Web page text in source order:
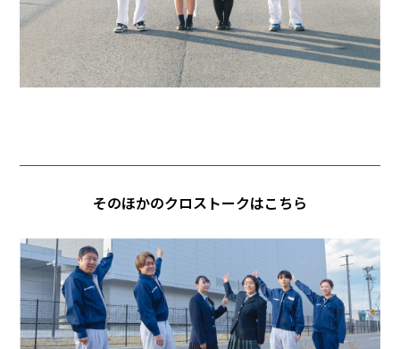
そのほかのクロストークはこちら